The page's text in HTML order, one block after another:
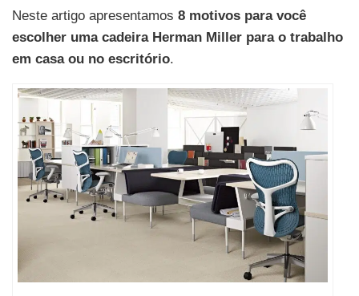
Neste artigo apresentamos8 motivos para você
escolher uma cadeira Herman Miller para o trabalho
em casa ou no escritório.